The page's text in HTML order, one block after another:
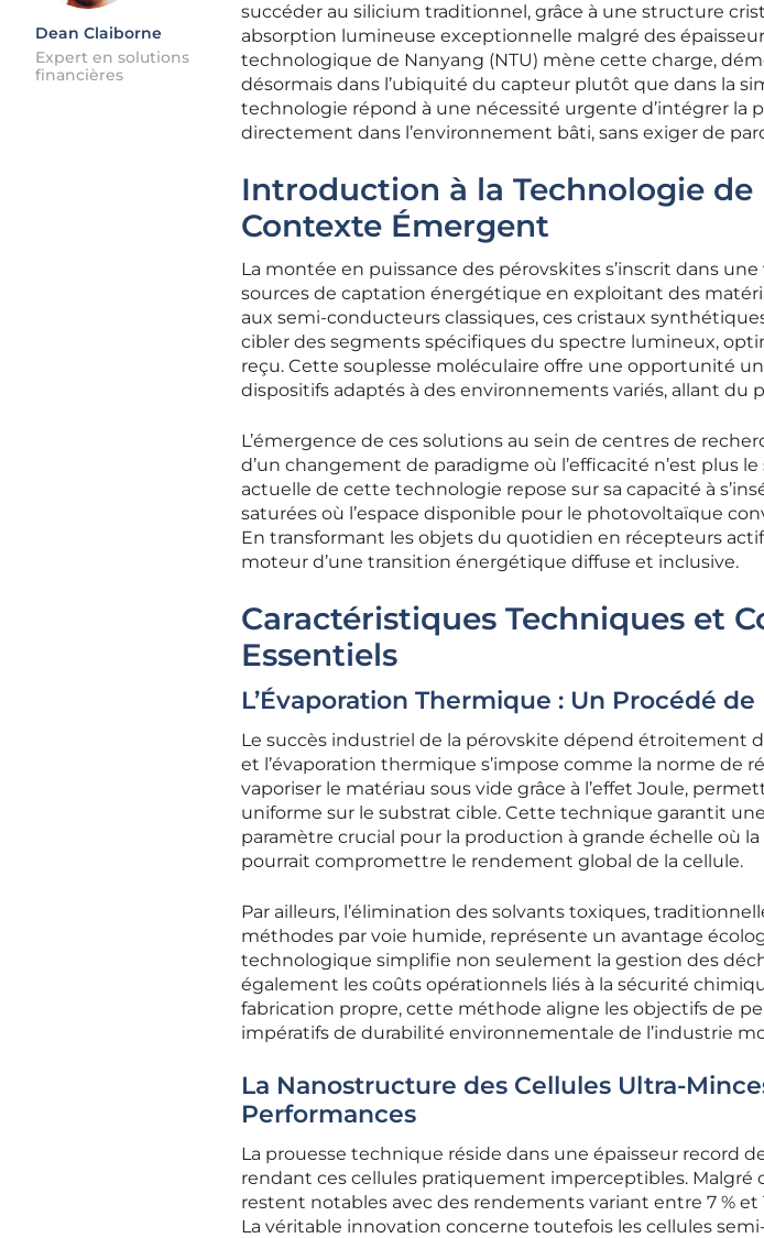
Dean Claiborne
Expert en solutions
financières
succéder au silicium traditionnel, grâce à une structure
absorption lumineuse exceptionnelle malgré des
technologique de Nanyang (NTU) mène cette charge,
désormais dans l’ubiquité du capteur plutôt que dans la
technologie répond à une nécessité urgente d’intégrer la
directement dans l’environnement bâti, sans exiger de
Introduction à la Technologie de
Contexte Émergent
La montée en puissance des pérovskites s’inscrit dans
sources de captation énergétique en exploitant des
aux semi-conducteurs classiques, ces cristaux
cibler des segments spécifiques du spectre lumineux,
reçu. Cette souplesse moléculaire offre une opportunité
dispositifs adaptés à des environnements variés, allant du
L’émergence de ces solutions au sein de centres de
d’un changement de paradigme où l’efficacité n’est plus
actuelle de cette technologie repose sur sa capacité à
saturées où l’espace disponible pour le photovoltaïque
En transformant les objets du quotidien en récepteurs
moteur d’une transition énergétique diffuse et inclusive.
Caractéristiques Techniques et
Essentiels
L’Évaporation Thermique : Un Procédé
Le succès industriel de la pérovskite dépend étroitement
et l’évaporation thermique s’impose comme la norme de
vaporiser le matériau sous vide grâce à l’effet Joule,
uniforme sur le substrat cible. Cette technique garantit
paramètre crucial pour la production à grande échelle où
pourrait compromettre le rendement global de la cellule.
Par ailleurs, l’élimination des solvants toxiques,
méthodes par voie humide, représente un avantage
technologique simplifie non seulement la gestion des
également les coûts opérationnels liés à la sécurité
fabrication propre, cette méthode aligne les objectifs de
impératifs de durabilité environnementale de l’industrie
La Nanostructure des Cellules Ultra-
Performances
La prouesse technique réside dans une épaisseur record
rendant ces cellules pratiquement imperceptibles. Malgré
restent notables avec des rendements variant entre 7 % et
La véritable innovation concerne toutefois les cellules